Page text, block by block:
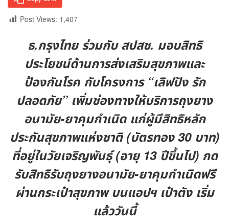
Post Views: 1,407
ธ.กรุงไทย ร่วมกับ สปสช. มอบสิทธิ
ประโยชน์ด้านการส่งเสริมสุขภาพและ
ป้องกันโรค กับโครงการ “เลิฟปัง รัก
ปลอดภัย” เพิ่มช่องทางให้บริการถุงยาง
อนามัย-ยาคุมกำเนิด แก่ผู้มีสิทธิหลัก
ประกันสุขภาพแห่งชาติ (บัตรทอง 30 บาท)
ที่อยู่ในวัยเจริญพันธุ์ (อายุ 13 ปีขึ้นไป) กด
รับสิทธิรับถุงยางอนามัย-ยาคุมกำเนิดฟรี
ผ่านกระเป๋าสุขภาพ บนแอปฯ เป๋าตัง เริ่ม
แล้ววันนี้